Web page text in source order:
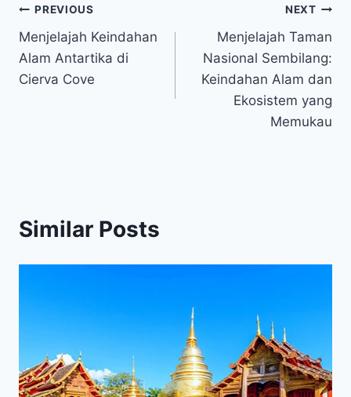
Post
navigation
PREVIOUS
Menjelajah Keindahan
Alam Antartika di
Cierva Cove
NEXT
Menjelajah Taman
Nasional Sembilang:
Keindahan Alam dan
Ekosistem yang
Memukau
Similar Posts